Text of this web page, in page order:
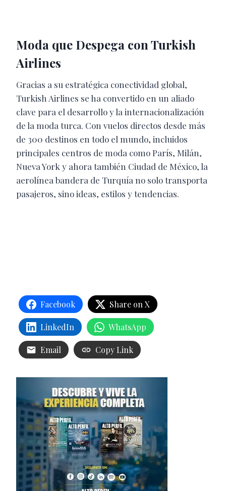
Moda que Despega con Turkish
Airlines
Gracias a su estratégica conectividad global,
Turkish Airlines se ha convertido en un aliado
clave para el desarrollo y la internacionalización
de la moda turca. Con vuelos directos desde más
de 300 destinos en todo el mundo, incluidos
principales centros de moda como París, Milán,
Nueva York y ahora también Ciudad de México, la
aerolínea bandera de Turquía no solo transporta
pasajeros, sino ideas, estilos y tendencias.
Facebook Share on X
LinkedIn WhatsApp
Email Copy Link